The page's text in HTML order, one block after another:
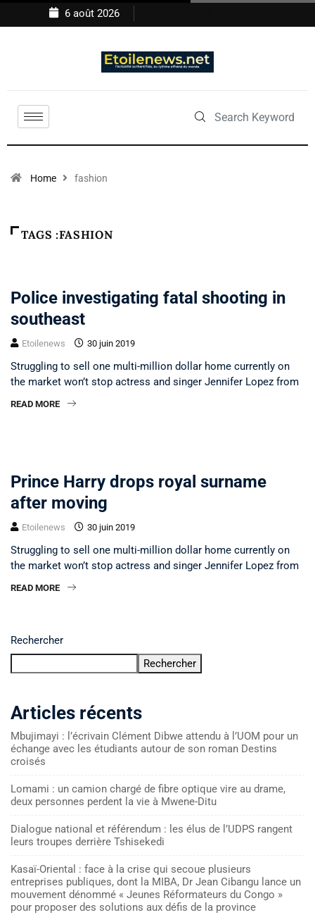
6 août 2026
Home fashion
TAGS :FASHION
Police investigating fatal shooting in
southeast
Etoilenews 30 juin 2019
Struggling to sell one multi-million dollar home currently on
the market won’t stop actress and singer Jennifer Lopez from
READ MORE
Prince Harry drops royal surname
after moving
Etoilenews 30 juin 2019
Struggling to sell one multi-million dollar home currently on
the market won’t stop actress and singer Jennifer Lopez from
READ MORE
Rechercher
Rechercher
Articles récents
Mbujimayi : l’écrivain Clément Dibwe attendu à l’UOM pour un
échange avec les étudiants autour de son roman Destins
croisés
Lomami : un camion chargé de fibre optique vire au drame,
deux personnes perdent la vie à Mwene-Ditu
Dialogue national et référendum : les élus de l’UDPS rangent
leurs troupes derrière Tshisekedi
Kasaï-Oriental : face à la crise qui secoue plusieurs
entreprises publiques, dont la MIBA, Dr Jean Cibangu lance un
mouvement dénommé « Jeunes Réformateurs du Congo »
pour proposer des solutions aux défis de la province